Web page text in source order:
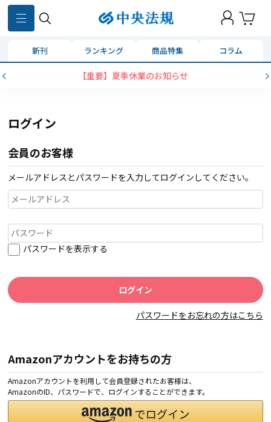
新刊 ランキング 商品特集 コラム
【重要】夏季休業のお知らせ
ログイン
会員のお客様
メールアドレスとパスワードを入力してログインしてください。
パスワードを表示する
パスワードをお忘れの方はこちら
Amazonアカウントをお持ちの方
Amazonアカウントを利用して会員登録されたお客様は、
AmazonのID、パスワードで、ログインすることができます。